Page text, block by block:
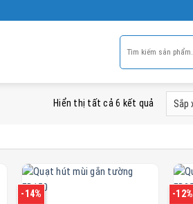
Hiển thị tất cả 6 kết quả
-14% -12%